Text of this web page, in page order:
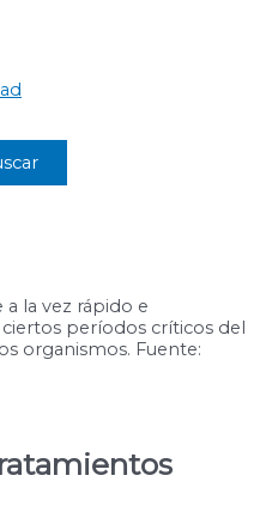
a la vez rápido e
períodos críticos del
organismos. Fuente: